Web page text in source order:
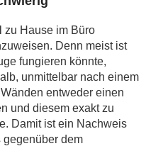
zu Hause im Büro
Denn meist ist
fungieren könnte,
unmittelbar nach einem
entweder einen
und diesem exakt zu
Damit ist ein Nachweis
dem